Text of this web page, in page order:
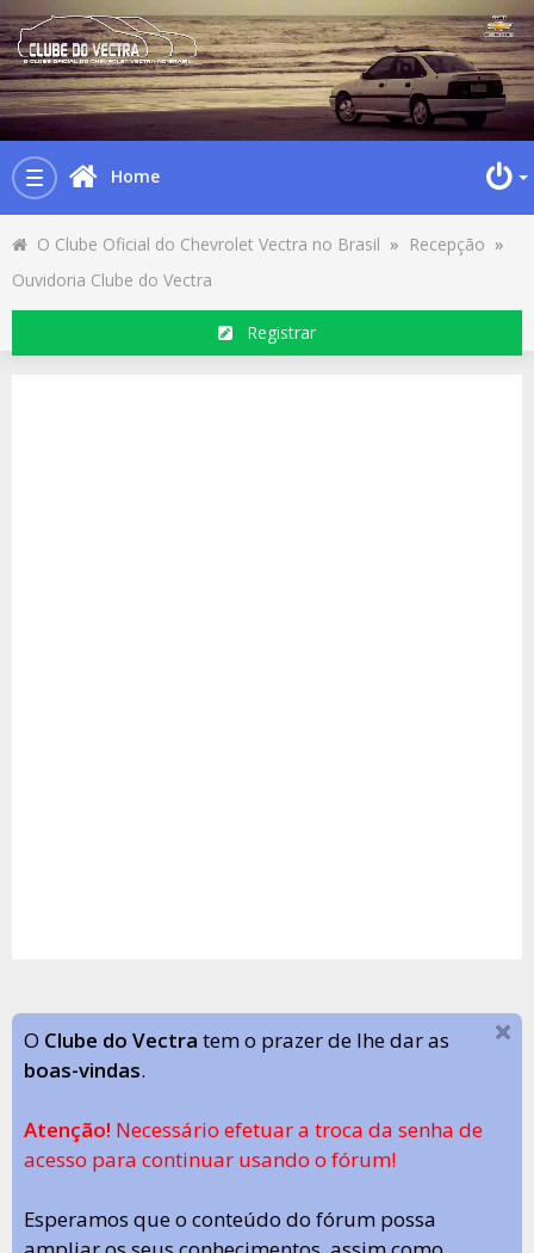
Toggle
navigation
Home
O Clube Oficial do Chevrolet Vectra no Brasil » Recepção »
Ouvidoria Clube do Vectra
Registrar
O Clube do Vectra tem o prazer de lhe dar as
boas-vindas.
Atenção! Necessário efetuar a troca da senha de
acesso para continuar usando o fórum!
Esperamos que o conteúdo do fórum possa